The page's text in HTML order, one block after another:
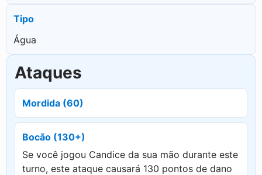
Tipo
Água
Ataques
Mordida (60)
Bocão (130+)
Se você jogou Candice da sua mão durante este
turno, este ataque causará 130 pontos de dano